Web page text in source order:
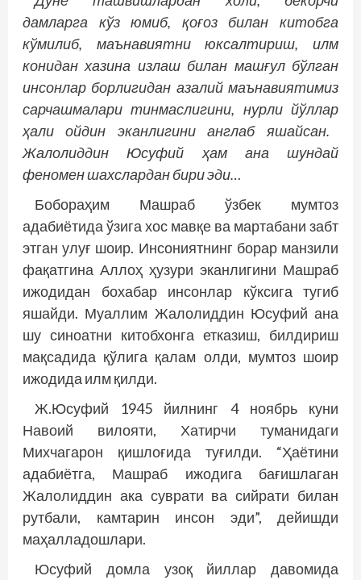
дамларга
кўз юмиб, қоғоз билан
китобга
кўмилиб, маънавиятни юксалтириш,илм
конидан хазина излаш билан машғул бўлган
инсонлар борлигидан азалий маънавиятимиз
сарчашмалари тинмаслигини, нурли йўллар
ҳали ойдин эканлигини англаб яшайсан.
Жалолиддин Юсуфий ҳам ана шундай
феномен шахслардан бири эди…
Бобораҳим Машраб ўзбек мумтоз
адабиётида ўзига хос мавқе ва мартабани забт
этган улуғ шоир. Инсониятнинг борар манзили
фақатгина Аллоҳ ҳузури эканлигини Машраб
ижодидан бохабар инсонлар кўксига тугиб
яшайди. Муаллим Жалолиддин Юсуфий ана
шу синоатни китобхонга етказиш, билдириш
мақсадида қўлига қалам олди, мумтоз шоир
ижодида илм қилди.
Ж.Юсуфий 1945 йилнинг 4 ноябрь куни
Навоий вилояти, Хатирчи туманидаги
Михчагарон қишлоғида туғилди. “Ҳаётини
адабиётга, Машраб ижодига бағишлаган
Жалолиддин ака суврати ва сийрати билан
рутбали, камтарин инсон эди”, дейишди
маҳалладошлари.
Юсуфий домла узоқ йиллар давомида